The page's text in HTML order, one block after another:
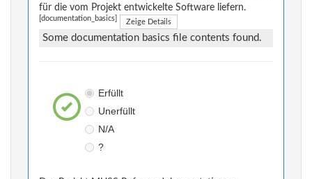
für die vom Projekt entwickelte Software liefern.
[documentation_basics] Zeige Details
Some documentation basics file contents found.
Erfüllt
Unerfüllt
N/A
?